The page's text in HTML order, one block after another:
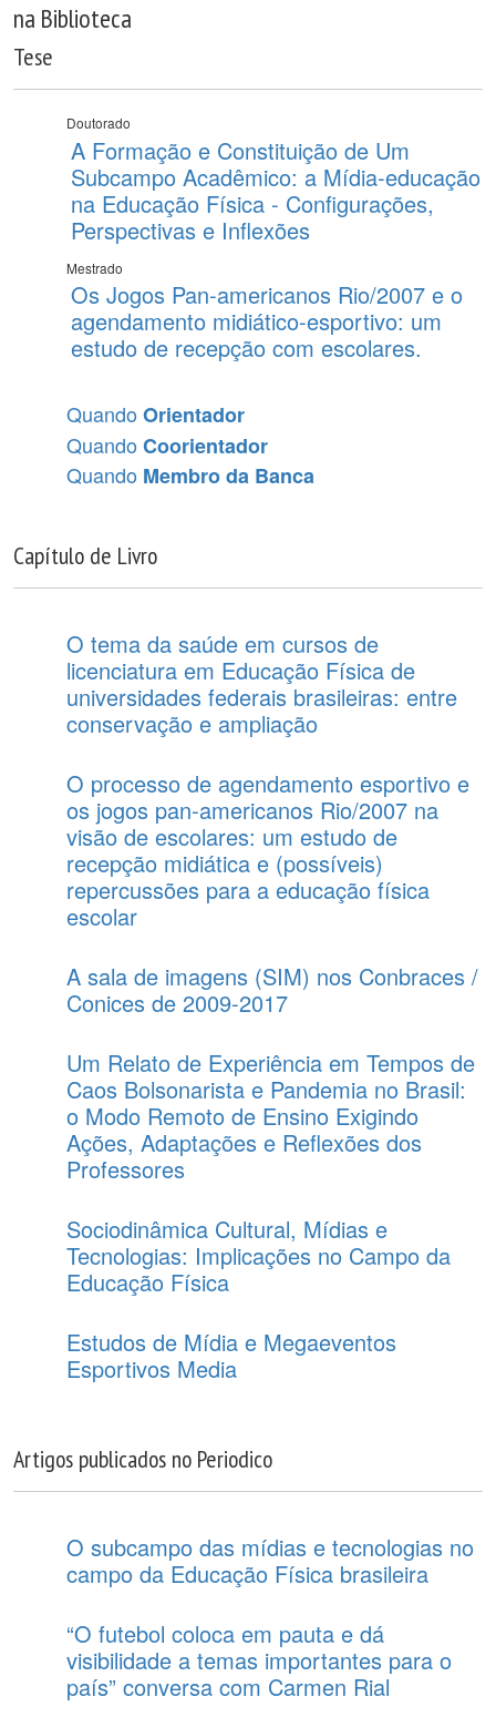
na Biblioteca
Tese
Doutorado
A Formação e Constituição de Um
Subcampo Acadêmico: a Mídia-educação
na Educação Física - Configurações,
Perspectivas e Inflexões
Mestrado
Os Jogos Pan-americanos Rio/2007 e o
agendamento midiático-esportivo: um
estudo de recepção com escolares.
Quando Orientador
Quando Coorientador
Quando Membro da Banca
Capítulo de Livro
O tema da saúde em cursos de
licenciatura em Educação Física de
universidades federais brasileiras: entre
conservação e ampliação
O processo de agendamento esportivo e
os jogos pan-americanos Rio/2007 na
visão de escolares: um estudo de
recepção midiática e (possíveis)
repercussões para a educação física
escolar
A sala de imagens (SIM) nos Conbraces /
Conices de 2009-2017
Um Relato de Experiência em Tempos de
Caos Bolsonarista e Pandemia no Brasil:
o Modo Remoto de Ensino Exigindo
Ações, Adaptações e Reflexões dos
Professores
Sociodinâmica Cultural, Mídias e
Tecnologias: Implicações no Campo da
Educação Física
Estudos de Mídia e Megaeventos
Esportivos Media
Artigos publicados no Periodico
O subcampo das mídias e tecnologias no
campo da Educação Física brasileira
“O futebol coloca em pauta e dá
visibilidade a temas importantes para o
país” conversa com Carmen Rial